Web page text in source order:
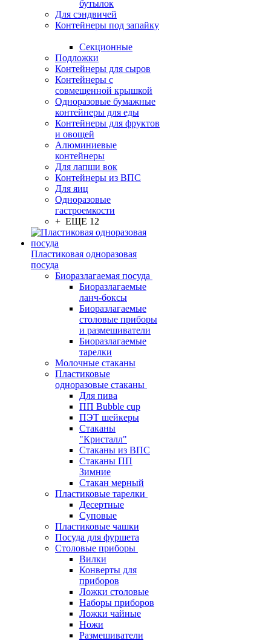
бутылок
Для сэндвичей
Контейнеры под запайку
Секционные
Подложки
Контейнеры для сыров
Контейнеры с
совмещенной крышкой
Одноразовые бумажные
контейнеры для еды
Контейнеры для фруктов
и овощей
Алюминиевые
контейнеры
Для лапши вок
Контейнеры из ВПС
Для яиц
Одноразовые
гастроемкости
+ ЕЩЕ 12
Пластиковая одноразовая
посуда
Биоразлагаемая посуда
Биоразлагаемые
ланч-боксы
Биоразлагаемые
столовые приборы
и размешиватели
Биоразлагаемые
тарелки
Молочные стаканы
Пластиковые
одноразовые стаканы
Для пива
ПП Bubble cup
ПЭТ шейкеры
Стаканы
"Кристалл"
Стаканы из ВПС
Стаканы ПП
Зимние
Стакан мерный
Пластиковые тарелки
Десертные
Суповые
Пластиковые чашки
Посуда для фуршета
Столовые приборы
Вилки
Конверты для
приборов
Ложки столовые
Наборы приборов
Ложки чайные
Ножи
Размешиватели